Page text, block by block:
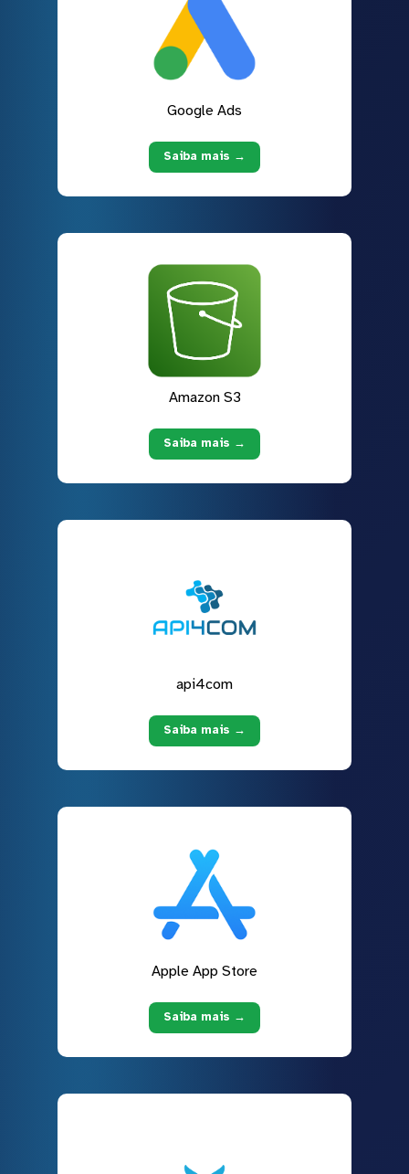
Google Ads
Saiba mais →
Amazon S3
Saiba mais →
api4com
Saiba mais →
Apple App Store
Saiba mais →